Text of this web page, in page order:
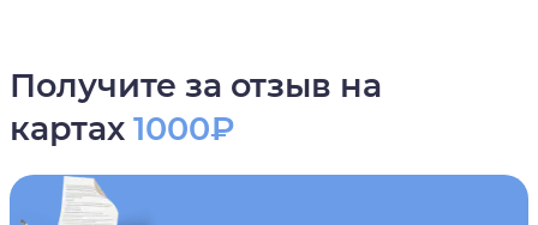
Получите за отзыв на
картах 1000₽